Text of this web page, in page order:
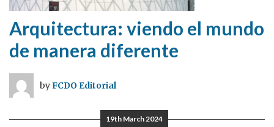
Arquitectura: viendo el mundo
de manera diferente
byFCDO Editorial
19th March 2024